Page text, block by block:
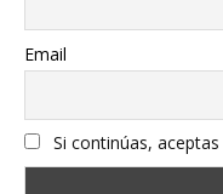
Email
Si continúas,